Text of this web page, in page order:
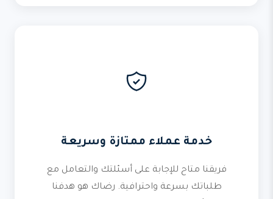
خدمة عملاء ممتازة وسريعة
فريقنا متاح للإجابة على أسئلتك والتعامل مع
طلباتك بسرعة واحترافية. رضاك هو هدفنا